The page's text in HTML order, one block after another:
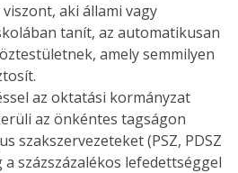
viszont, aki állami vagy
tanít, az automatikusan
amely semmilyen
az oktatási kormányzat
az önkéntes tagságon
szakszervezeteket (PSZ, PDSZ
a százszázalékos lefedettséggel